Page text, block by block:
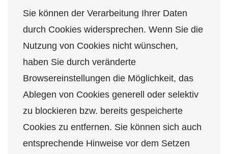
Sie können der Verarbeitung Ihrer Daten
durch Cookies widersprechen. Wenn Sie die
Nutzung von Cookies nicht wünschen,
haben Sie durch veränderte
Browsereinstellungen die Möglichkeit, das
Ablegen von Cookies generell oder selektiv
zu blockieren bzw. bereits gespeicherte
Cookies zu entfernen. Sie können sich auch
entsprechende Hinweise vor dem Setzen